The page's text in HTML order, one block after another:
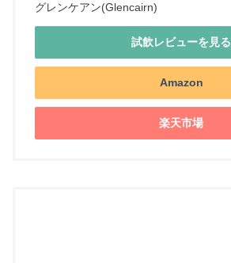
グレンケアン(Glencairn)
試飲レビューを見る
Amazon
楽天市場